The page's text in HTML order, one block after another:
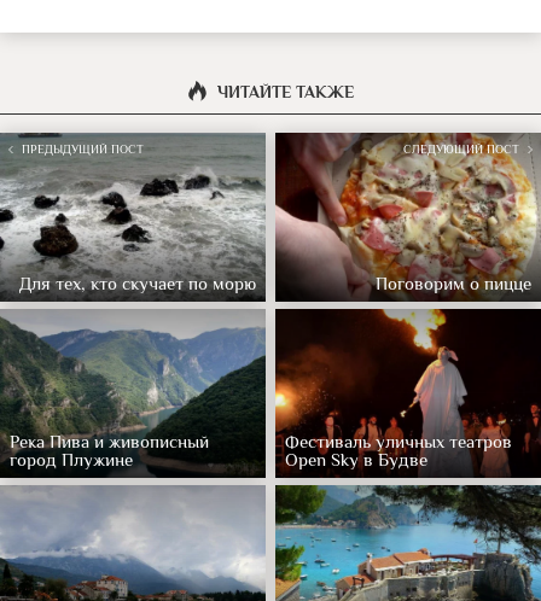
ЧИТАЙТЕ ТАКЖЕ
ПРЕДЫДУЩИЙ ПОСТ
Для тех, кто скучает по морю
СЛЕДУЮЩИЙ ПОСТ
Поговорим о пицце
Река Пива и живописный
город Плужине
Фестиваль уличных театров
Open Sky в Будве